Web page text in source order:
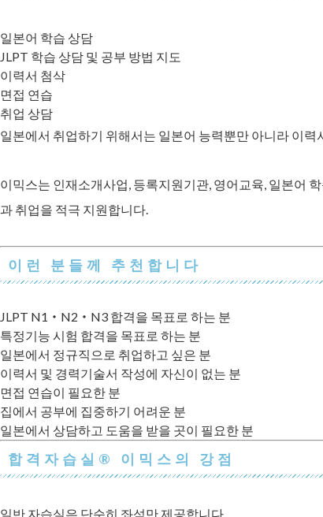
일본어 학습 상담
JLPT 학습 상담 및 공부 방법 지도
이력서 첨삭
면접 연습
취업 상담
일본에서 취업하기 위해서는 일본어 능력뿐만 아니라 이
이믹스는 인재소개사업, 등록지원기관, 영어교육, 일본어
과 취업을 적극 지원합니다.
이런 분들께 추천합니다
JLPT N1・N2・N3 합격을 목표로 하는 분
특정기능 시험 합격을 목표로 하는 분
일본에서 정규직으로 취업하고 싶은 분
이력서 및 경력기술서 작성에 자신이 없는 분
면접 연습이 필요한 분
집에서 공부에 집중하기 어려운 분
일본에서 상담하고 도움을 받을 곳이 필요한 분
합격자습실® 이믹스의 강점
일반 자습실은 단순히 좌석만 제공합니다.